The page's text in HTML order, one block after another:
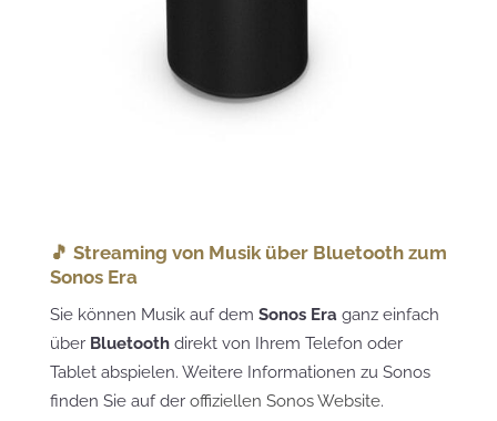
🎵 Streaming von Musik über Bluetooth zum
Sonos Era
Sie können Musik auf dem Sonos Eraganz einfach
über Bluetoothdirekt von Ihrem Telefon oder
Tablet abspielen. Weitere Informationen zu Sonos
finden Sie auf der offiziellen Sonos Website.